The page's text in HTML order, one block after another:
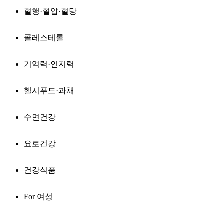
혈행·혈압·혈당
콜레스테롤
기억력·인지력
헬시푸드·과채
수면건강
요로건강
건강식품
For 여성